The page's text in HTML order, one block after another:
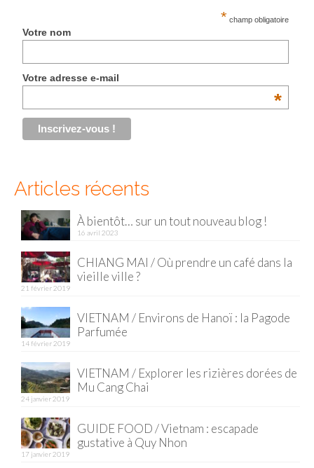
Singapour
Baie d’Halong
Hué
Mu Cang Chai
Ninh Binh
EUROPE
France
La Réunion
Poitou
* champ obligatoire
Votre nom
Votre adresse e-mail
*
Articles récents
À bientôt… sur un tout nouveau blog !
16 avril 2023
CHIANG MAI / Où prendre un café dans la
vieille ville ?
21 février 2019
VIETNAM / Environs de Hanoï : la Pagode
Parfumée
14 février 2019
VIETNAM / Explorer les rizières dorées de
Mu Cang Chai
24 janvier 2019
GUIDE FOOD / Vietnam : escapade
gustative à Quy Nhon
17 janvier 2019